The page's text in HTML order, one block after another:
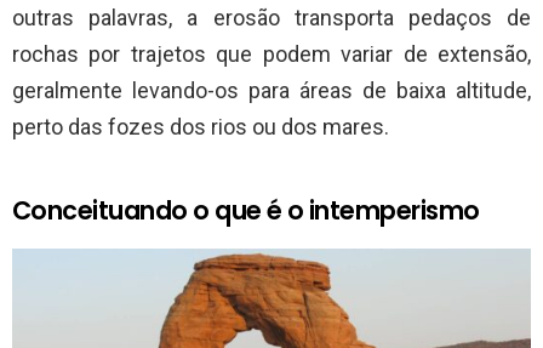
outras palavras, a erosão transporta pedaços de
rochas por trajetos que podem variar de extensão,
geralmente levando-os para áreas de baixa altitude,
perto das fozes dos rios ou dos mares.
Conceituando o que é o intemperismo